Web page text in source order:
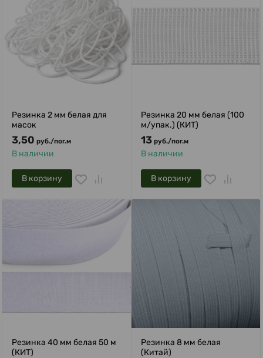
Резинка 2 мм белая для
масок
3,50 руб./пог.м
В наличии
В корзину
Резинка 20 мм белая (100
м/упак.) (КИТ)
13 руб./пог.м
В наличии
В корзину
Резинка 40 мм белая 50 м
(КИТ)
Резинка 8 мм белая
(Китай)